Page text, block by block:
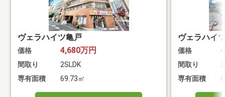
ヴェラハイツ亀戸
価格 4,680万円
間取り
2SLDK
専有面積
69.73㎡
ヴェラハイ
価格
間取り
専有面積